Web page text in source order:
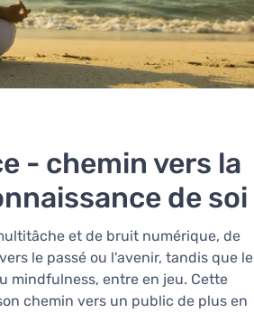
- chemin vers la
de soi
et de bruit numérique, de
le passé ou l'avenir, tandis que le
mindfulness, entre en jeu. Cette
chemin vers un public de plus en